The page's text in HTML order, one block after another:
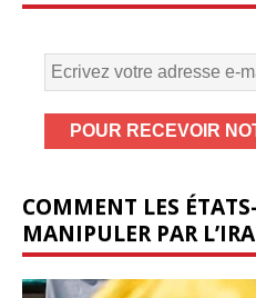
COMMENT LES
MANIPULER PAR